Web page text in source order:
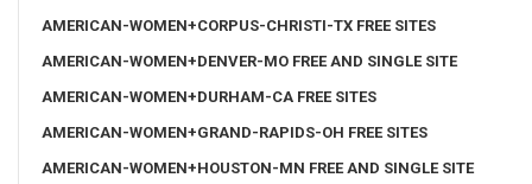
AMERICAN-WOMEN+CORPUS-CHRISTI-TX FREE SITES
AMERICAN-WOMEN+DENVER-MO FREE AND SINGLE SITE
AMERICAN-WOMEN+DURHAM-CA FREE SITES
AMERICAN-WOMEN+GRAND-RAPIDS-OH FREE SITES
AMERICAN-WOMEN+HOUSTON-MN FREE AND SINGLE SITE